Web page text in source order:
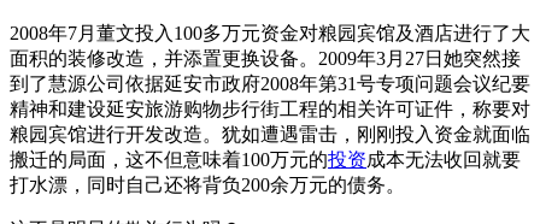
2008年7月董文投入100多万元资金对粮园宾馆及酒店进行了大
面积的装修改造，并添置更换设备。2009年3月27日她突然接
到了慧源公司依据延安市政府2008年第31号专项问题会议纪要
精神和建设延安旅游购物步行街工程的相关许可证件，称要对
粮园宾馆进行开发改造。犹如遭遇雷击，刚刚投入资金就面临
搬迁的局面，这不但意味着100万元的投资成本无法收回就要
打水漂，同时自己还将背负200余万元的债务。